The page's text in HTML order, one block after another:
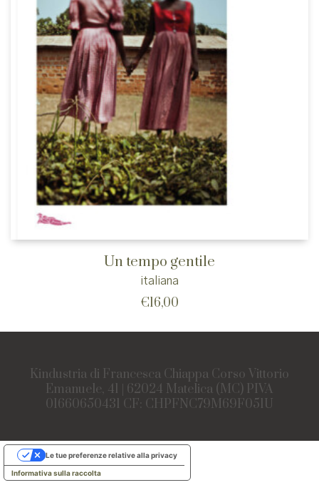
Un tempo gentile
italiana
€16,00
Kindustria di Francesca Chiappa Corso Vittorio
Emanuele, 41 | 62024 Matelica (MC) PIVA
01660650431 CF: CHPFNC79M69F051U
Informativa sulla raccolta
Le tue preferenze relative alla privacy